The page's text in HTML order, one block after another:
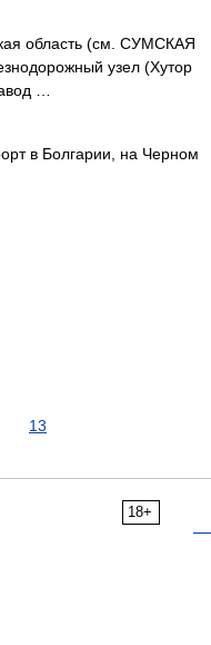
область (см. СУМСКАЯ
узел (Хутор
…
в Болгарии, на Черном
13
18+